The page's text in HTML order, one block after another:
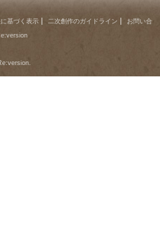
基づく表示 二次創作のガイドライン
お問い合